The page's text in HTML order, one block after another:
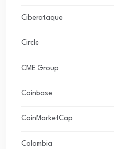
Ciberataque
Circle
CME Group
Coinbase
CoinMarketCap
Colombia